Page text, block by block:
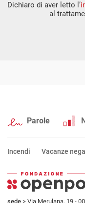
Dichiaro di aver letto l’
al
Parole
Incendi Vacanze
sede > Via Merulana, 19 -